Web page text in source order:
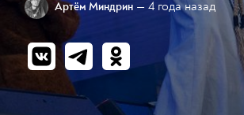
Артём Миндрин — 4 года назад